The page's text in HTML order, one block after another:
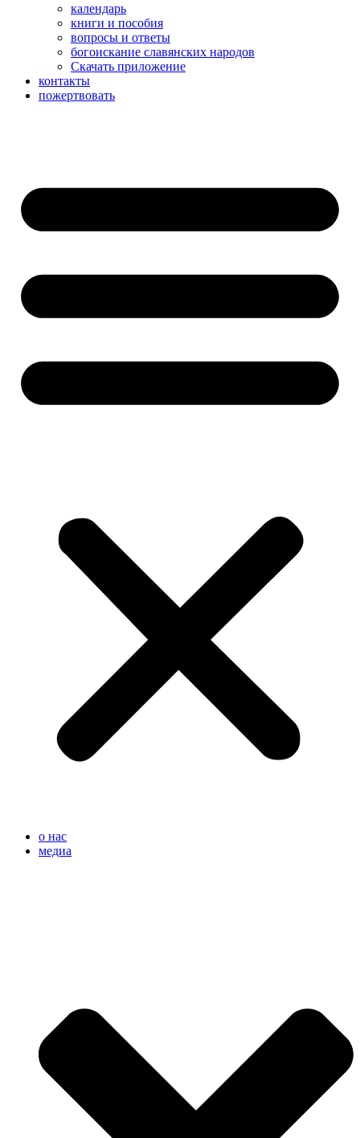
календарь
книги и пособия
вопросы и ответы
богоискание славянских народов
Скачать приложение
контакты
пожертвовать
o нас
медиа